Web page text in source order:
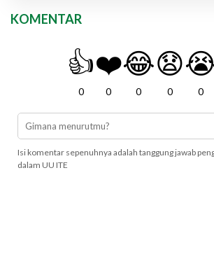
KOMENTAR
👍
0
❤️
0
😂
0
😧
0 0
Isi komentar sepenuhnya adalah tanggung jawab
dalam UU ITE